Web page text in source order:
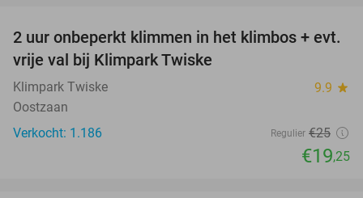
23%
2 uur onbeperkt klimmen in het klimbos + evt.
vrije val bij Klimpark Twiske
Klimpark Twiske 9.9 star
Oostzaan
Verkocht: 1.186
Regulier €25
€19,25